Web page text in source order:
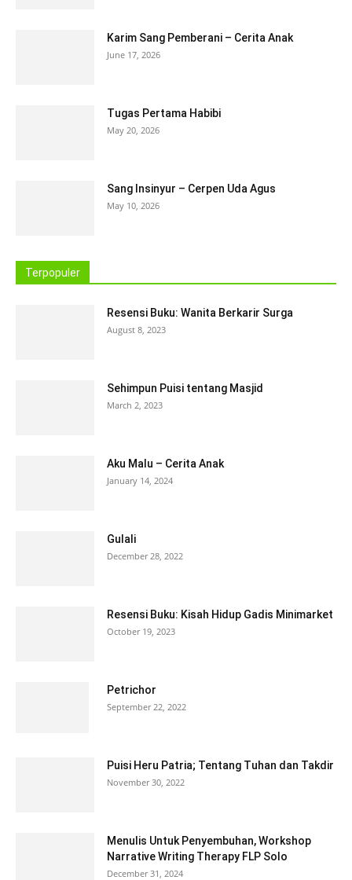
Karim Sang Pemberani – Cerita Anak
June 17, 2026
Tugas Pertama Habibi
May 20, 2026
Sang Insinyur – Cerpen Uda Agus
May 10, 2026
Terpopuler
Resensi Buku: Wanita Berkarir Surga
August 8, 2023
Sehimpun Puisi tentang Masjid
March 2, 2023
Aku Malu – Cerita Anak
January 14, 2024
Gulali
December 28, 2022
Resensi Buku: Kisah Hidup Gadis Minimarket
October 19, 2023
Petrichor
September 22, 2022
Puisi Heru Patria; Tentang Tuhan dan Takdir
November 30, 2022
Menulis Untuk Penyembuhan, Workshop
Narrative Writing Therapy FLP Solo
December 31, 2024